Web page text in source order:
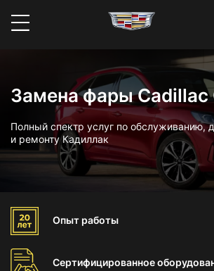
Замена фары Cadillac
Полный спектр услуг по обслуживанию,
и ремонту Кадиллак
Опыт работы
Сертифицированное